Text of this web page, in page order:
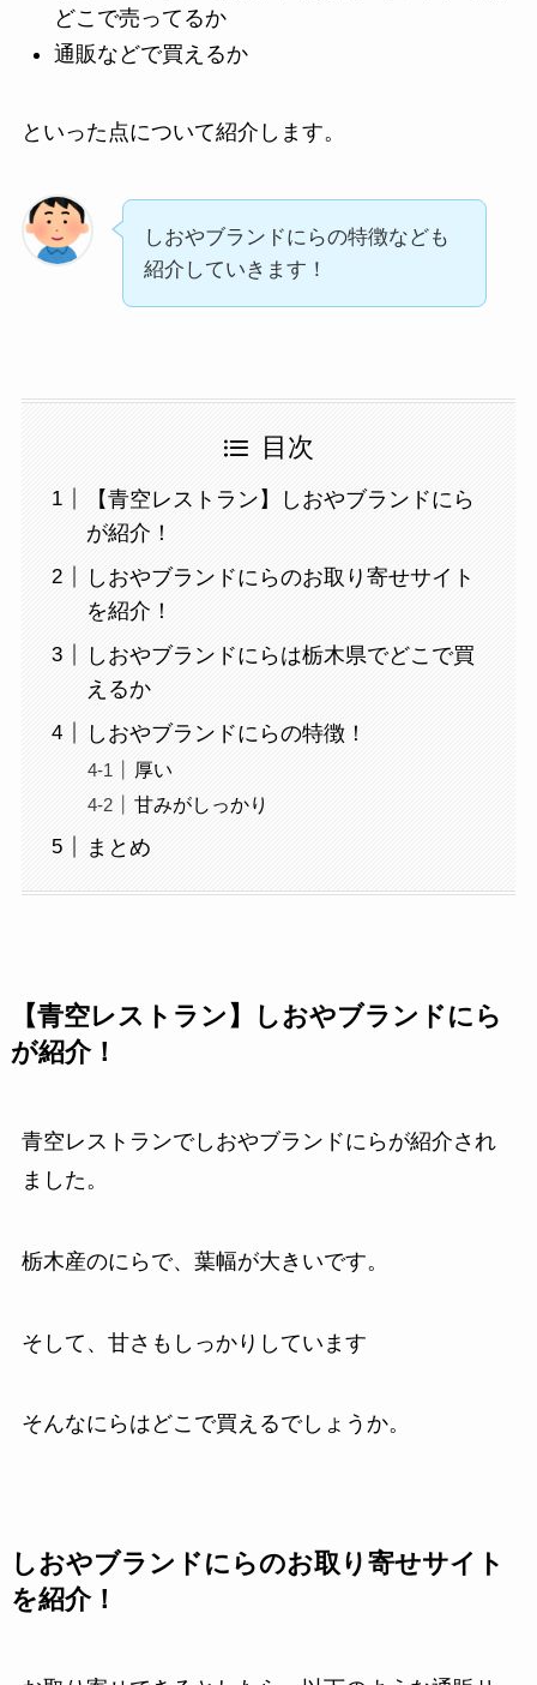
どこで売ってるか
通販などで買えるか
といった点について紹介します。
しおやブランドにらの特徴なども
紹介していきます！
目次
【青空レストラン】しおやブランドにら
が紹介！
しおやブランドにらのお取り寄せサイト
を紹介！
しおやブランドにらは栃木県でどこで買
えるか
しおやブランドにらの特徴！
厚い
甘みがしっかり
まとめ
【青空レストラン】しおやブランドにら
が紹介！
青空レストランでしおやブランドにらが紹介され
ました。
栃木産のにらで、葉幅が大きいです。
そして、甘さもしっかりしています
そんなにらはどこで買えるでしょうか。
しおやブランドにらのお取り寄せサイト
を紹介！